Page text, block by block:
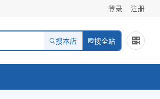
登录 注册
搜本店 搜全站